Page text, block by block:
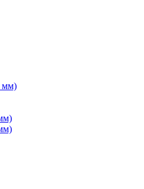
мм)